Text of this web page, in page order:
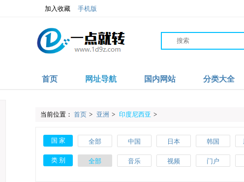
加入收藏 手机版
首页 网址导航 国内网站 分类大全
当前位置： 首页 > 亚洲 > 印度尼西亚 >
国 家 全部 中国 日本 韩国
沙特 伊朗 阿联酋 阿富汗
类 别 全部 音乐 视频 门户